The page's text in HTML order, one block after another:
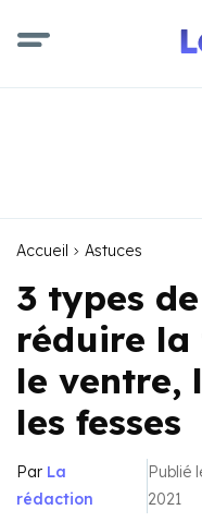
Accueil Astuces
3 types
réduire
le ventre,
les fesses
Par La
rédaction
Publié
2021